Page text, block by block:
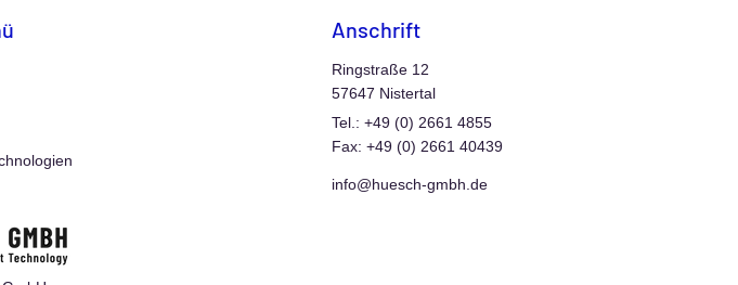
Anschrift
Ringstraße 12
57647 Nistertal
Tel.: +49 (0) 2661 4855
Fax: +49 (0) 2661 40439
info@huesch-gmbh.de